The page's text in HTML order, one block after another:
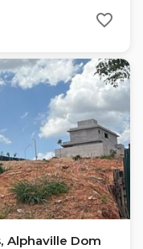
Alphaville Dom